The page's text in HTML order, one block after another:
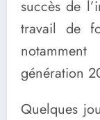
succès de
travail de
génération
Quelques